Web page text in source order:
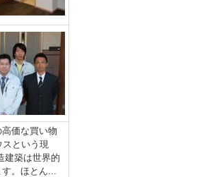
価な買い物
スという現
建築は世界的
。ほとん...